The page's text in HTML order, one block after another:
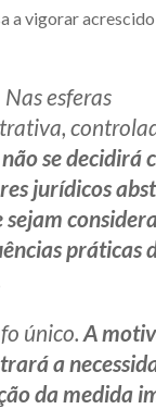
a vigorar
Nas esferas
não se decidirá
jurídicos
sejam
práticas
único. A
a
da medida